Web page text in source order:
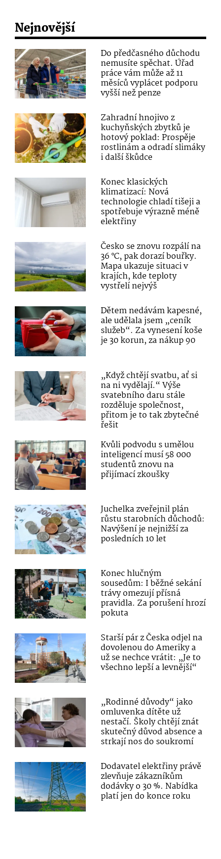
Nejnovější
Do předčasného důchodu
nemusíte spěchat. Úřad
práce vám může až 11
měsíců vyplácet podporu
vyšší než penze
Zahradní hnojivo z
kuchyňských zbytků je
hotový poklad: Prospěje
rostlinám a odradí slimáky
i další škůdce
Konec klasických
klimatizací: Nová
technologie chladí tišeji a
spotřebuje výrazně méně
elektřiny
Česko se znovu rozpálí na
36 °C, pak dorazí bouřky.
Mapa ukazuje situaci v
krajích, kde teploty
vystřelí nejvýš
Dětem nedávám kapesné,
ale udělala jsem „ceník
služeb“. Za vynesení koše
je 30 korun, za nákup 90
„Když chtějí svatbu, ať si
na ni vydělají.“ Výše
svatebního daru stále
rozděluje společnost,
přitom je to tak zbytečné
řešit
Kvůli podvodu s umělou
inteligencí musí 58 000
studentů znovu na
přijímací zkoušky
Juchelka zveřejnil plán
růstu starobních důchodů:
Navýšení je nejnižší za
posledních 10 let
Konec hlučným
sousedům: I běžné sekání
trávy omezují přísná
pravidla. Za porušení hrozí
pokuta
Starší pár z Česka odjel na
dovolenou do Ameriky a
už se nechce vrátit: „Je to
všechno lepší a levnější“
„Rodinné důvody“ jako
omluvenka dítěte už
nestačí. Školy chtějí znát
skutečný důvod absence a
strkají nos do soukromí
Dodavatel elektřiny právě
zlevňuje zákazníkům
dodávky o 30 %. Nabídka
platí jen do konce roku